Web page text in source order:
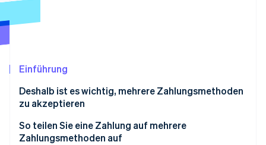
Betrugsprävention
Atlas
Online-Identitätsprüfung
Einführung
Deshalb ist es wichtig, mehrere Zahlungsmethoden
zu akzeptieren
So teilen Sie eine Zahlung auf mehrere
Zahlungsmethoden auf